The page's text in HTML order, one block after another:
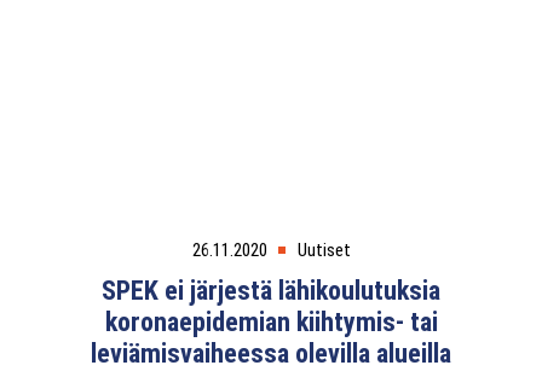
26.11.2020 Uutiset
SPEK ei järjestä lähikoulutuksia
koronaepidemian kiihtymis- tai
leviämisvaiheessa olevilla alueilla